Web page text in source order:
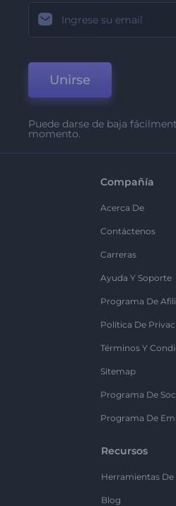
Unirse
Puede darse de baja
momento.
Compañía
Acerca De
Contáctenos
Carreras
Ayuda Y Soporte
Programa De
Política De
Términos Y
Sitemap
Programa De
Programa De
Recursos
Herramientas
Blog